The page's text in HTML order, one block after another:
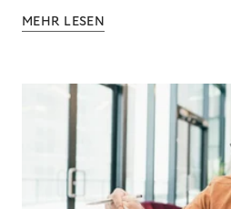
MEHR LESEN